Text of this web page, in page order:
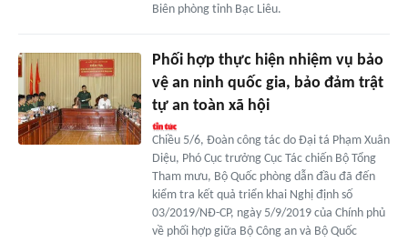
Biên phòng tỉnh Bạc Liêu.
Phối hợp thực hiện nhiệm vụ bảo
vệ an ninh quốc gia, bảo đảm trật
tự an toàn xã hội
Chiều 5/6, Đoàn công tác do Đại tá Phạm Xuân
Diệu, Phó Cục trưởng Cục Tác chiến Bộ Tổng
Tham mưu, Bộ Quốc phòng dẫn đầu đã đến
kiểm tra kết quả triển khai Nghị định số
03/2019/NĐ-CP, ngày 5/9/2019 của Chính phủ
về phối hợp giữa Bộ Công an và Bộ Quốc